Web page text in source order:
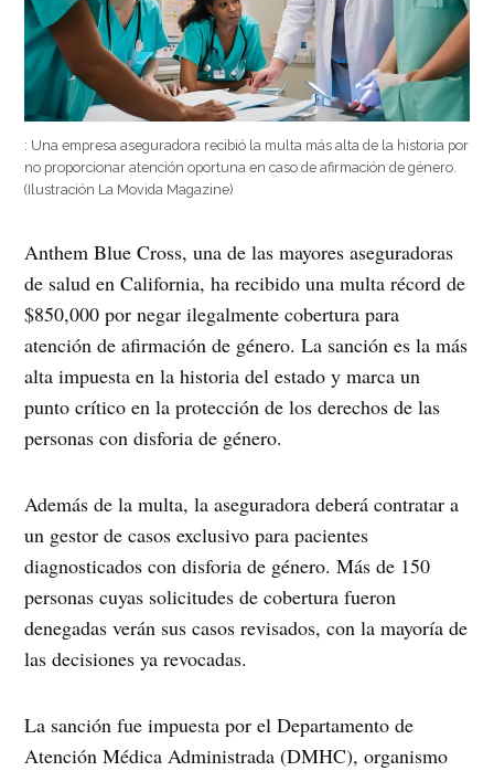
: Una empresa aseguradora recibió la multa más alta de la historia por
no proporcionar atención oportuna en caso de afirmación de género.
(Ilustración La Movida Magazine)
Anthem Blue Cross, una de las mayores aseguradoras
de salud en California, ha recibido una multa récord de
$850,000 por negar ilegalmente cobertura para
atención de afirmación de género. La sanción es la más
alta impuesta en la historia del estado y marca un
punto crítico en la protección de los derechos de las
personas con disforia de género.
Además de la multa, la aseguradora deberá contratar a
un gestor de casos exclusivo para pacientes
diagnosticados con disforia de género. Más de 150
personas cuyas solicitudes de cobertura fueron
denegadas verán sus casos revisados, con la mayoría de
las decisiones ya revocadas.
La sanción fue impuesta por el Departamento de
Atención Médica Administrada (DMHC), organismo